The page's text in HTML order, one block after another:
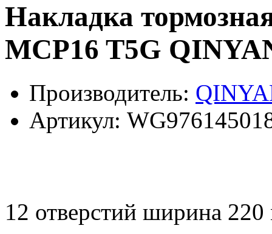
Накладка
MCP16 T5G
Производитель:
Артикул:
12 отверстий ширина